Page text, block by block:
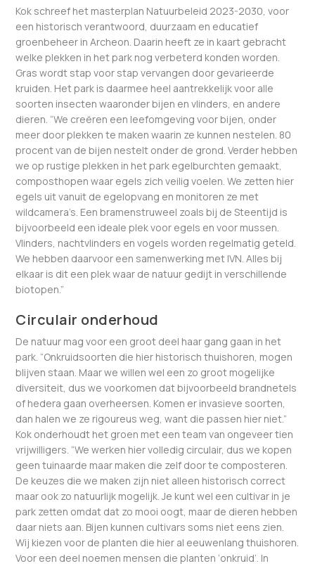
Kok schreef het masterplan Natuurbeleid 2023-2030, voor
een historisch verantwoord, duurzaam en educatief
groenbeheer in Archeon. Daarin heeft ze in kaart gebracht
welke plekken in het park nog verbeterd konden worden.
Gras wordt stap voor stap vervangen door gevarieerde
kruiden. Het park is daarmee heel aantrekkelijk voor alle
soorten insecten waaronder bijen en vlinders, en andere
dieren. “We creëren een leefomgeving voor bijen, onder
meer door plekken te maken waarin ze kunnen nestelen. 80
procent van de bijen nestelt onder de grond. Verder hebben
we op rustige plekken in het park egelburchten gemaakt,
composthopen waar egels zich veilig voelen. We zetten hier
egels uit vanuit de egelopvang en monitoren ze met
wildcamera’s. Een bramenstruweel zoals bij de Steentijd is
bijvoorbeeld een ideale plek voor egels en voor mussen.
Vlinders, nachtvlinders en vogels worden regelmatig geteld.
We hebben daarvoor een samenwerking met IVN. Alles bij
elkaar is dit een plek waar de natuur gedijt in verschillende
biotopen.”
Circulair onderhoud
De natuur mag voor een groot deel haar gang gaan in het
park. “Onkruidsoorten die hier historisch thuishoren, mogen
blijven staan. Maar we willen wel een zo groot mogelijke
diversiteit, dus we voorkomen dat bijvoorbeeld brandnetels
of hedera gaan overheersen. Komen er invasieve soorten,
dan halen we ze rigoureus weg, want die passen hier niet.”
Kok onderhoudt het groen met een team van ongeveer tien
vrijwilligers. “We werken hier volledig circulair, dus we kopen
geen tuinaarde maar maken die zelf door te composteren.
De keuzes die we maken zijn niet alleen historisch correct
maar ook zo natuurlijk mogelijk. Je kunt wel een cultivar in je
park zetten omdat dat zo mooi oogt, maar de dieren hebben
daar niets aan. Bijen kunnen cultivars soms niet eens zien.
Wij kiezen voor de planten die hier al eeuwenlang thuishoren.
Voor een deel noemen mensen die planten ‘onkruid’. In